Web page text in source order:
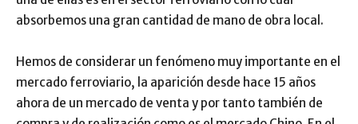
absorbemos una gran cantidad de mano de obra local.
Hemos de considerar un fenómeno muy importante en el
mercado ferroviario, la aparición desde hace 15 años
ahora de un mercado de venta y por tanto también de